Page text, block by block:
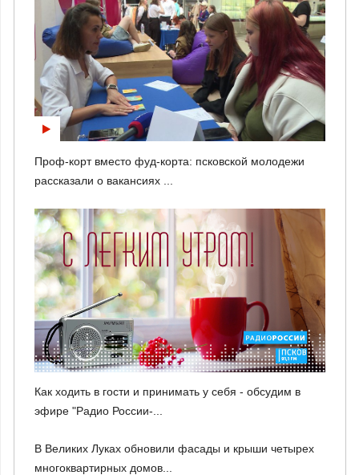
Проф-корт вместо фуд-корта: псковской молодежи
рассказали о вакансиях ...
Как ходить в гости и принимать у себя - обсудим в
эфире "Радио России-...
В Великих Луках обновили фасады и крыши четырех
многоквартирных домов...